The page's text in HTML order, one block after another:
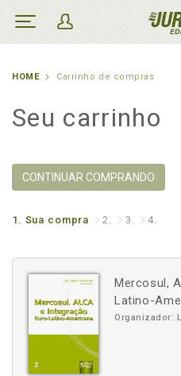
HOME Carrinho de compras
Seu carrinho
CONTINUAR COMPRANDO
1. Sua compra 2. 3. 4.
Mercosul,
Latino-
Organizador: